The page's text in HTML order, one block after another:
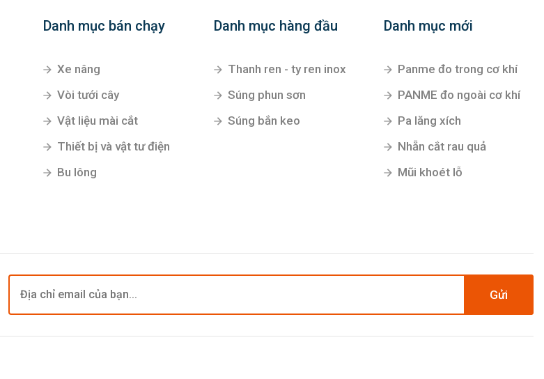
Danh mục bán chạy
Xe nâng
Vòi tưới cây
Vật liệu mài cắt
Thiết bị và vật tư điện
Bu lông
Danh mục hàng đầu
Thanh ren - ty ren inox
Súng phun sơn
Súng bắn keo
Danh mục mới
Panme đo trong cơ khí
PANME đo ngoài cơ khí
Pa lăng xích
Nhẵn cắt rau quả
Mũi khoét lỗ